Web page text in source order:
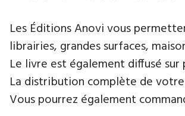
Les Éditions Anovi vous
librairies, grandes surfaces,
Le livre est également diffusé
La distribution complète de
Vous pourrez également